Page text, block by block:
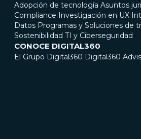
Adopción de tecnología Asuntos
Compliance Investigación en UX
Datos Programas y Soluciones de
Sostenibilidad TI y Ciberseguridad
CONOCE DIGITAL360
El Grupo Digital360 Digital360